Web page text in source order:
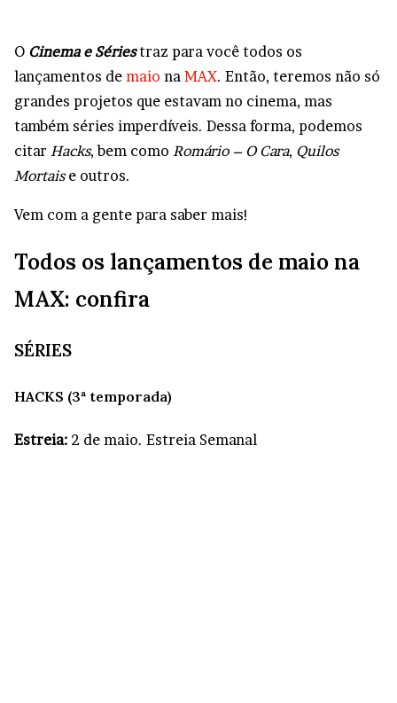
O Cinema e Sériestraz para você todos os
lançamentos de maio na MAX. Então, teremos não só
grandes projetos que estavam no cinema, mas
também séries imperdíveis. Dessa forma, podemos
citar Hacks, bem como Romário – O Cara, Quilos
Mortaise outros.
Vem com a gente para saber mais!
Todos os lançamentos de maio na
MAX: confira
SÉRIES
HACKS (3ª temporada)
Estreia: 2 de maio. Estreia Semanal